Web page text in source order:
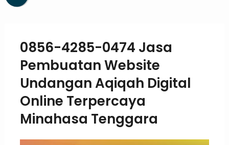
0856-4285-0474 Jasa
Pembuatan Website
Undangan Aqiqah Digital
Online Terpercaya
Minahasa Tenggara